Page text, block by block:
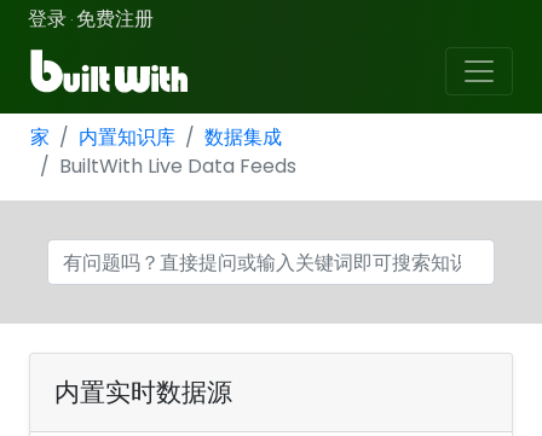
登录 · 免费注册
家 内置知识库
数据集成
BuiltWith Live Data Feeds
内置实时数据源